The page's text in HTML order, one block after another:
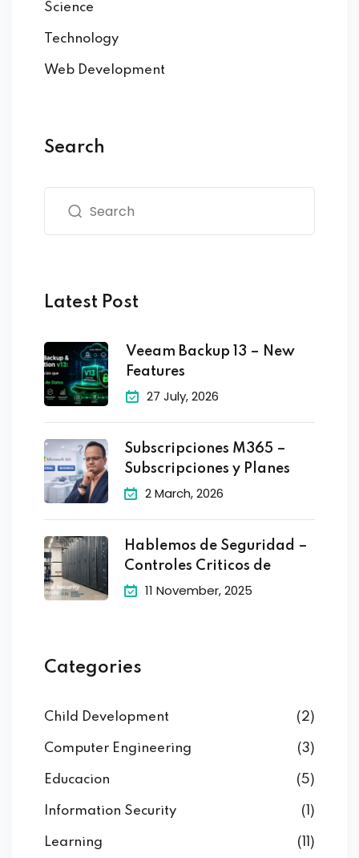
Science
Technology
Web Development
Search
Latest Post
Veeam Backup 13 – New
Features
27 July, 2026
Subscripciones M365 –
Subscripciones y Planes
2 March, 2026
Hablemos de Seguridad –
Controles Criticos de
11 November, 2025
Categories
Child Development (2)
Computer Engineering (3)
Educacion (5)
Information Security (1)
Learning (11)